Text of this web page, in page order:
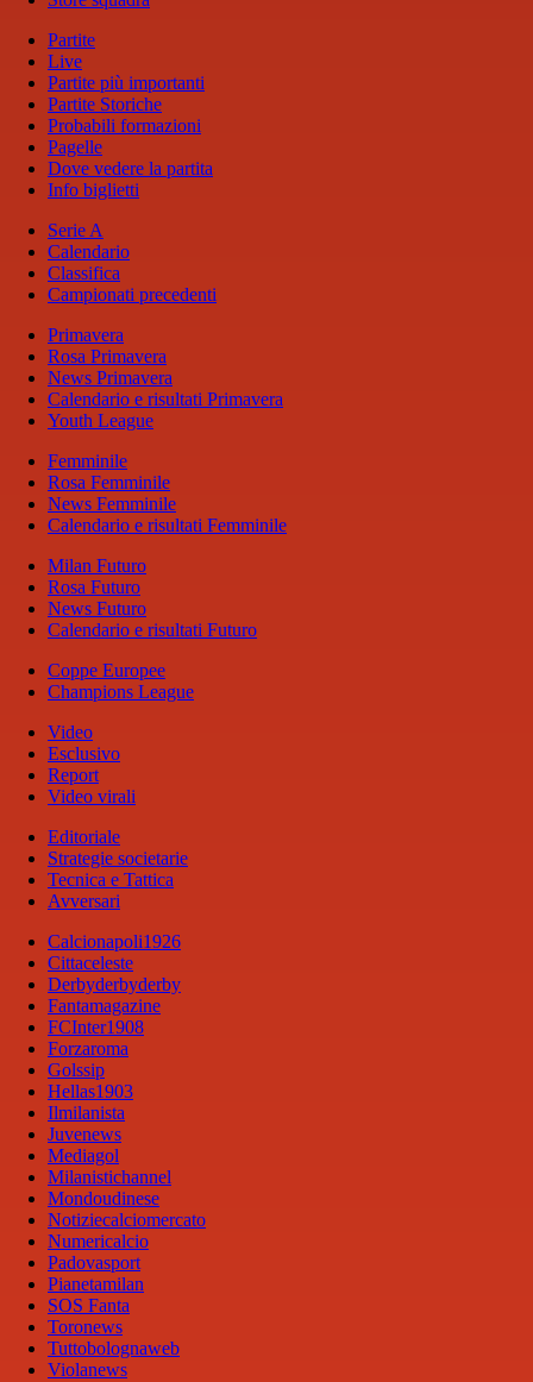
Partite
Live
Partite più importanti
Partite Storiche
Probabili formazioni
Pagelle
Dove vedere la partita
Info biglietti
Serie A
Calendario
Classifica
Campionati precedenti
Primavera
Rosa Primavera
News Primavera
Calendario e risultati Primavera
Youth League
Femminile
Rosa Femminile
News Femminile
Calendario e risultati Femminile
Milan Futuro
Rosa Futuro
News Futuro
Calendario e risultati Futuro
Coppe Europee
Champions League
Video
Esclusivo
Report
Video virali
Editoriale
Strategie societarie
Tecnica e Tattica
Avversari
Calcionapoli1926
Cittaceleste
Derbyderbyderby
Fantamagazine
FCInter1908
Forzaroma
Golssip
Hellas1903
Ilmilanista
Juvenews
Mediagol
Milanistichannel
Mondoudinese
Notiziecalciomercato
Numericalcio
Padovasport
Pianetamilan
SOS Fanta
Toronews
Tuttobolognaweb
Violanews